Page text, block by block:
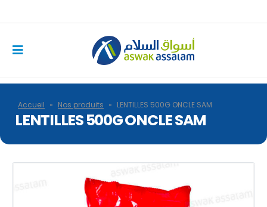
Accueil » Nos produits » LENTILLES 500G ONCLE SAM
LENTILLES 500G ONCLE SAM